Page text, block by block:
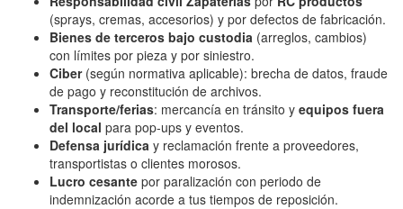
(sprays, cremas, accesorios) y por defectos de fabricación.
Bienes de terceros bajo custodia (arreglos, cambios)
con límites por pieza y por siniestro.
Ciber(según normativa aplicable): brecha de datos, fraude
de pago y reconstitución de archivos.
Transporte/ferias: mercancía en tránsito y equipos fuera
del local para pop‑ups y eventos.
Defensa jurídica y reclamación frente a proveedores,
transportistas o clientes morosos.
Lucro cesante por paralización con periodo de
indemnización acorde a tus tiempos de reposición.